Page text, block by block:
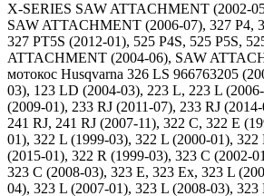
X-SERIES SAW ATTACHMENT (2002-
SAW ATTACHMENT (2006-07), 327 P4,
327 PT5S (2012-01), 525 P4S, 525 P5S,
ATTACHMENT (2004-06), SAW
мотокос Husqvarna 326 LS 966763205
03), 123 LD (2004-03), 223 L, 223 L
(2009-01), 233 RJ (2011-07), 233 RJ
241 RJ, 241 RJ (2007-11), 322 C, 322 E
01), 322 L (1999-03), 322 L (2000-01),
(2015-01), 322 R (1999-03), 323 C (2002-
323 C (2008-03), 323 E, 323 Ex, 323 L
04), 323 L (2007-01), 323 L (2008-03),